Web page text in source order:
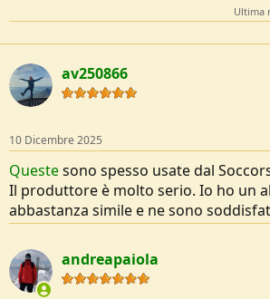
Ultima
av250866
10 Dicembre 2025
Questesono spesso usate dal
Il produttore è molto serio. Io ho un
abbastanza simile e ne sono
andreapaiola